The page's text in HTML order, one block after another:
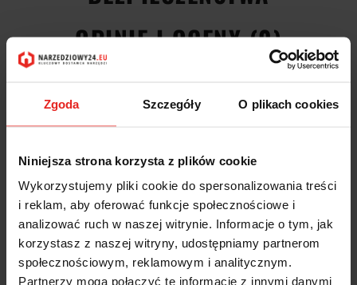
Zgoda Szczegóły O plikach cookies
Niniejsza strona korzysta z plików cookie
Wykorzystujemy pliki cookie do spersonalizowania treści
i reklam, aby oferować funkcje społecznościowe i
analizować ruch w naszej witrynie. Informacje o tym, jak
korzystasz z naszej witryny, udostępniamy partnerom
społecznościowym, reklamowym i analitycznym.
Partnerzy mogą połączyć te informacje z innymi danymi
OPINIE I OCENY (0)
Głębokościomierz z odczytem cyfrowym 500mm 85 04512793
korpus frezowany z pełnego materiału
optymalne prowadzenie i właściwości ślizgowe dzięki podwójnej
wymienne mostki pomiarowe wykonane z twardego
anodowanego aluminium
dodatkowy mostek pomiarowy ustawia się samoczynnie w
żądanej pozycji
okrągły pręt pomiarowy do pomiaru rowków i głębokości otworów